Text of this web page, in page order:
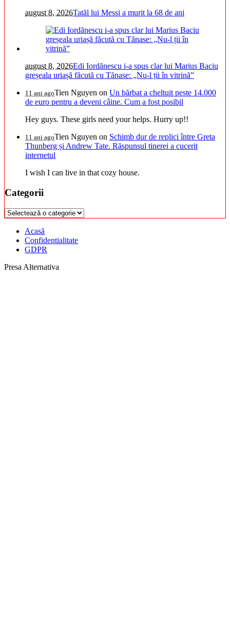
august 8, 2026Tatăl lui Messi a murit la 68 de ani
august 8, 2026Edi Iordănescu i-a spus clar lui Marius Baciu
greșeala uriașă făcută cu Tănase: „Nu-l ții în vitrină”
11 ani agoTien Nguyen on Un bărbat a cheltuit peste 14.000
de euro pentru a deveni câine. Cum a fost posibil
Hey guys. These girls need your helps. Hurry up!!
11 ani agoTien Nguyen on Schimb dur de replici între Greta
Thunberg și Andrew Tate. Răspunsul tinerei a cucerit
internetul
I wish I can live in that cozy house.
Categorii
Categorii
Acasă
Confidentialitate
GDPR
Presa Alternativa